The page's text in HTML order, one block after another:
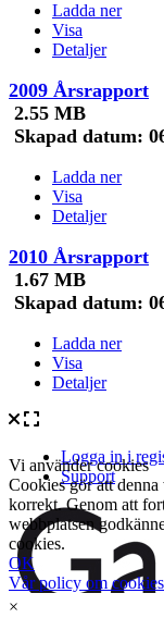
Ladda ner
Visa
Detaljer
2009 Årsrapport
2.55 MB
Skapad datum:
Ladda ner
Visa
Detaljer
2010 Årsrapport
1.67 MB
Skapad datum:
Ladda ner
Visa
Detaljer
×